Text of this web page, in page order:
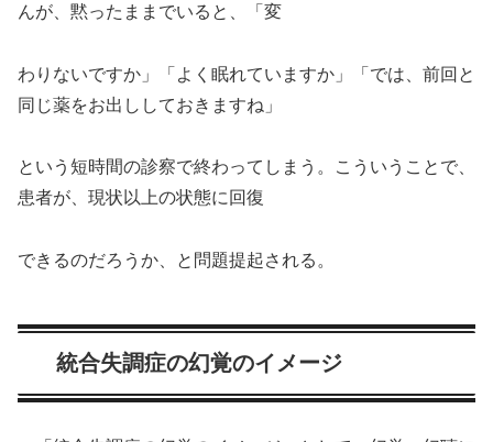
んが、黙ったままでいると、「変
わりないですか」「よく眠れていますか」「では、前回と
同じ薬をお出ししておきますね」
という短時間の診察で終わってしまう。こういうことで、
患者が、現状以上の状態に回復
できるのだろうか、と問題提起される。
統合失調症の幻覚のイメージ